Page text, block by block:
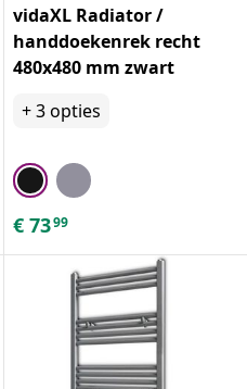
vidaXL Radiator /
handdoekenrek recht
480x480 mm zwart
+3opties
€ 7399